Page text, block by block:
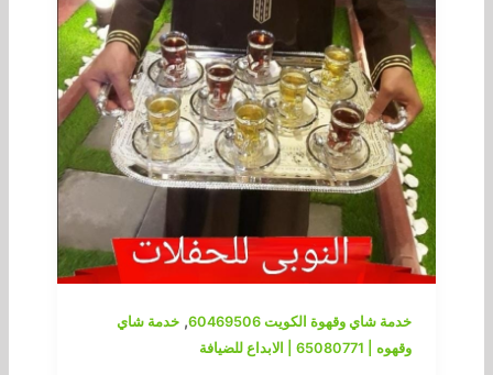
خدمة شاي وقهوة الكويت 60469506 ,خدمة شاي
وقهوه | 65080771 | الابداع للضيافة